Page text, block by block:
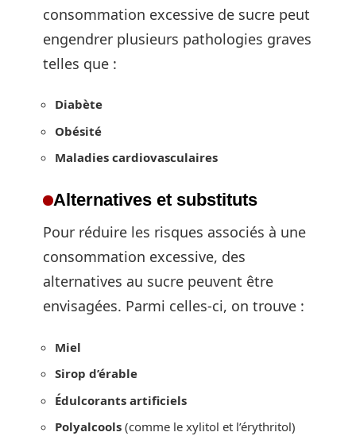
consommation excessive de sucre peut
engendrer plusieurs pathologies graves
telles que :
Diabète
Obésité
Maladies cardiovasculaires
Alternatives et substituts
Pour réduire les risques associés à une
consommation excessive, des
alternatives au sucre peuvent être
envisagées. Parmi celles-ci, on trouve :
Miel
Sirop d’érable
Édulcorants artificiels
Polyalcools (comme le xylitol et l’érythritol)